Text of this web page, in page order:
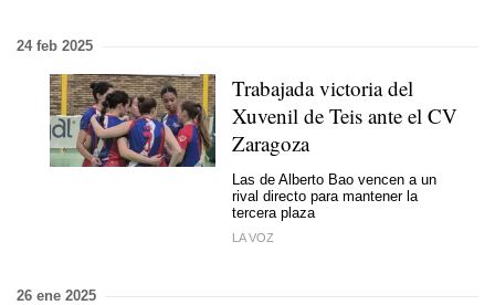
24 feb 2025
Trabajada victoria del
Xuvenil de Teis ante el CV
Zaragoza
Las de Alberto Bao vencen a un
rival directo para mantener la
tercera plaza
LA VOZ
26 ene 2025